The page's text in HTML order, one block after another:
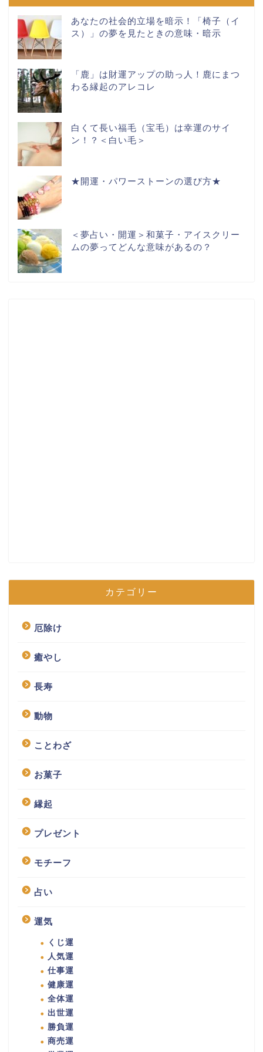
あなたの社会的立場を暗示！「椅子（イ
ス）」の夢を見たときの意味・暗示
「鹿」は財運アップの助っ人！鹿にまつ
わる縁起のアレコレ
白くて長い福毛（宝毛）は幸運のサイ
ン！？＜白い毛＞
★開運・パワーストーンの選び方★
＜夢占い・開運＞和菓子・アイスクリー
ムの夢ってどんな意味があるの？
カテゴリー
厄除け
癒やし
長寿
動物
ことわざ
お菓子
縁起
プレゼント
モチーフ
占い
運気
くじ運
人気運
仕事運
健康運
全体運
出世運
勝負運
商売運